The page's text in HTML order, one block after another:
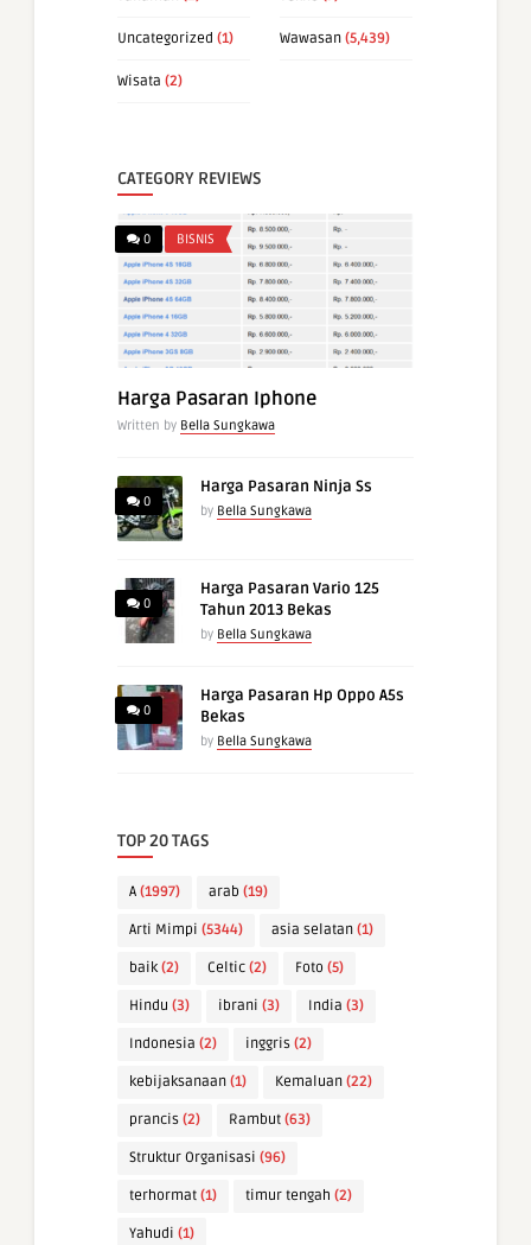
Uncategorized (1) Wawasan (5,439)
Wisata (2)
CATEGORY REVIEWS
0 BISNIS
Harga Pasaran Iphone
Written by Bella Sungkawa
0
Harga Pasaran Ninja Ss
by Bella Sungkawa
0
Harga Pasaran Vario 125
Tahun 2013 Bekas
by Bella Sungkawa
0
Harga Pasaran Hp Oppo A5s
Bekas
by Bella Sungkawa
TOP 20 TAGS
A (1997) arab (19)
Arti Mimpi (5344) asia selatan (1)
baik (2) Celtic (2) Foto (5)
Hindu (3) ibrani (3) India (3)
Indonesia (2) inggris (2)
kebijaksanaan (1) Kemaluan (22)
prancis (2) Rambut (63)
Struktur Organisasi (96)
terhormat (1) timur tengah (2)
Yahudi (1)